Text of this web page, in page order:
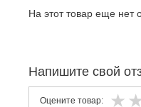
На этот товар еще нет
Напишите свой
Оцените товар: